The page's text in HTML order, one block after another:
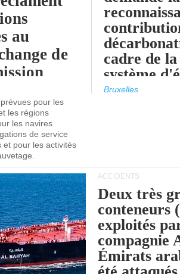
au
de
l'UE
pour les
les régions
les navires
de service
et pour les activités
cadre de
système
quotas
Bruxelles
ACCIDENTS
Deux très
conteneurs
exploités
compagnie
Émirats